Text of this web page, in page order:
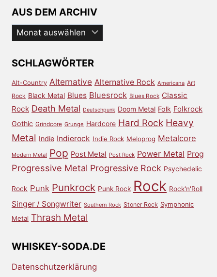
AUS DEM ARCHIV
Aus
dem
SCHLAGWÖRTER
Alt-Country Alternative Alternative Rock Americana Art
Rock Black Metal Blues Bluesrock Blues Rock Classic
Rock Death Metal Deutschpunk Doom Metal Folk Folkrock
Gothic Grindcore Grunge Hardcore Hard Rock Heavy
Metal Indie Indierock Indie Rock Meloprog Metalcore
Modern Metal Pop Post Metal Post Rock Power Metal Prog
Progressive Metal Progressive Rock Psychedelic
Rock Punk Punkrock Punk Rock Rock Rock'n'Roll
Singer / Songwriter Southern Rock Stoner Rock Symphonic
Metal Thrash Metal
WHISKEY-SODA.DE
Datenschutzerklärung